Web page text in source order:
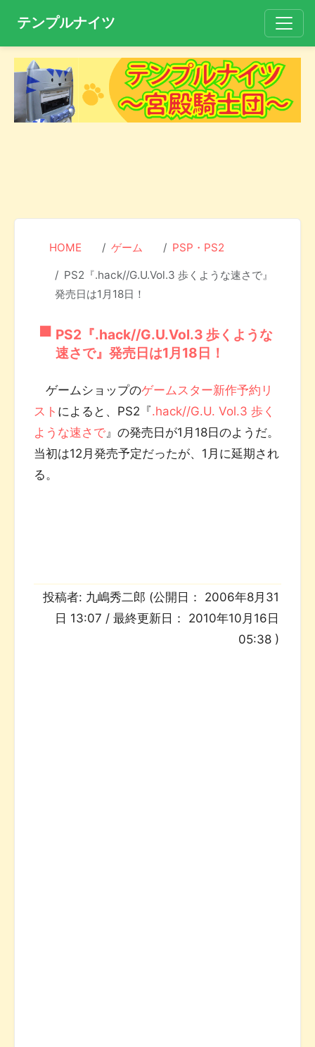
テンプルナイツ
HOME ゲーム PSP・PS2
PS2『.hack//G.U.Vol.3 歩くような速さで』
発売日は1月18日！
PS2『.hack//G.U.Vol.3 歩くような
速さで』発売日は1月18日！
ゲームショップのゲームスター新作予約リ
スト によると、PS2『.hack//G.U. Vol.3 歩く
ような速さで 』の発売日が1月18日のようだ。
当初は12月発売予定だったが、1月に延期され
る。
投稿者: 九嶋秀二郎 (公開日： 2006年8月31
日 13:07 / 最終更新日： 2010年10月16日
05:38 )